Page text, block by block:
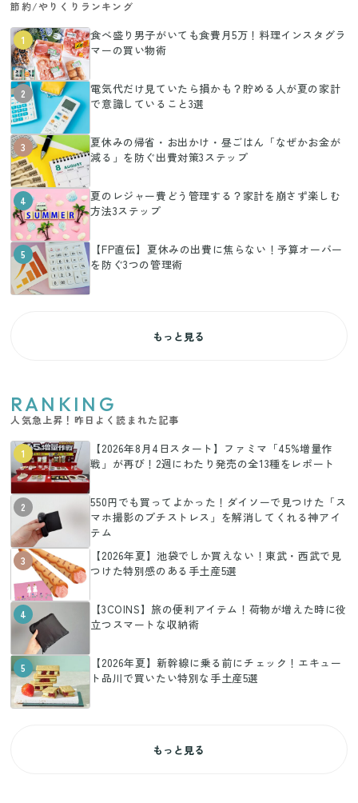
節約/やりくりランキング
1
食べ盛り男子がいても食費月5万！料理インスタグラ
マーの買い物術
2
電気代だけ見ていたら損かも？貯める人が夏の家計
で意識していること3選
3
夏休みの帰省・お出かけ・昼ごはん「なぜかお金が
減る」を防ぐ出費対策3ステップ
4
夏のレジャー費どう管理する？家計を崩さず楽しむ
方法3ステップ
5
【FP直伝】夏休みの出費に焦らない！予算オーバー
を防ぐ3つの管理術
もっと見る
RANKING
人気急上昇！昨日よく読まれた記事
1
【2026年8月4日スタート】ファミマ「45%増量作
戦」が再び！2週にわたり発売の全13種をレポート
2
550円でも買ってよかった！ダイソーで見つけた「ス
マホ撮影のプチストレス」を解消してくれる神アイ
テム
3
【2026年夏】池袋でしか買えない！東武・西武で見
つけた特別感のある手土産5選
4
【3COINS】旅の便利アイテム！荷物が増えた時に役
立つスマートな収納術
5
【2026年夏】新幹線に乗る前にチェック！エキュー
ト品川で買いたい特別な手土産5選
もっと見る